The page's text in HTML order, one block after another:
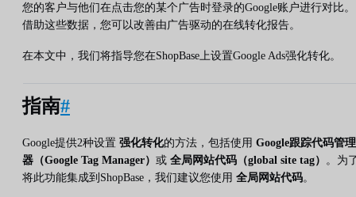
您的客户与他们在点击您的某个广告时登录的Google账户进行对比。
借助这些数据，您可以改善由广告驱动的在线转化报告。
在本文中，我们将指导您在ShopBase上设置Google Ads强化转化。
指南#
Google提供2种设置 强化转化的方法，包括使用 Google跟踪代码管理
器（Google Tag Manager） 或 全局网站代码（global site tag） 。为
将此功能集成到ShopBase，我们建议您使用 全局网站代码。